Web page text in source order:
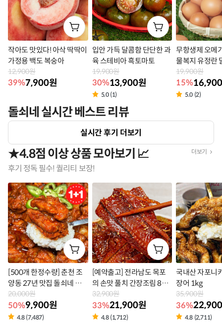
작아도 맛있다! 아삭 딱딱이
가정용 백도 복숭아
12,900원
39%7,900원
입안 가득 달콤함 단단한 과
육 스테비아 흑토마토
19,900원
30%13,900원
5.0 (1)
무항생제 오메
물복지 유정란
19,900원
15%
5.0 (2)
돌쇠네 실시간 베스트 리뷰
실시간 후기 더보기
★4.8점 이상 상품 모아보기 📈
후기 정독 필수! 퀄리티 보장!
더보기
[500개 한정수량] 춘천 조
양동 27년 맛집 돌쇠네 춘
천 닭갈비 500g+500g
20,000원
50%9,900원
4.8 (7,487)
[예약출고] 전라남도 목포
의 손맛 풀치 간장조림 800
g
32,900원
33%21,900원
4.8 (1,712)
국내산 자포니
장어 1kg
35,900원
36%
4.8 (2,711)